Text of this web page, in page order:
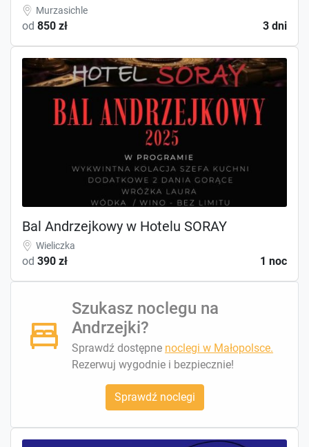
Murzasichle
od 850 zł 3 dni
Bal Andrzejkowy w Hotelu SORAY
Wieliczka
od 390 zł 1 noc
Szukasz noclegu na
Andrzejki?
Sprawdź dostępne noclegi w Małopolsce.
Rezerwuj wygodnie i bezpiecznie!
Sprawdź noclegi